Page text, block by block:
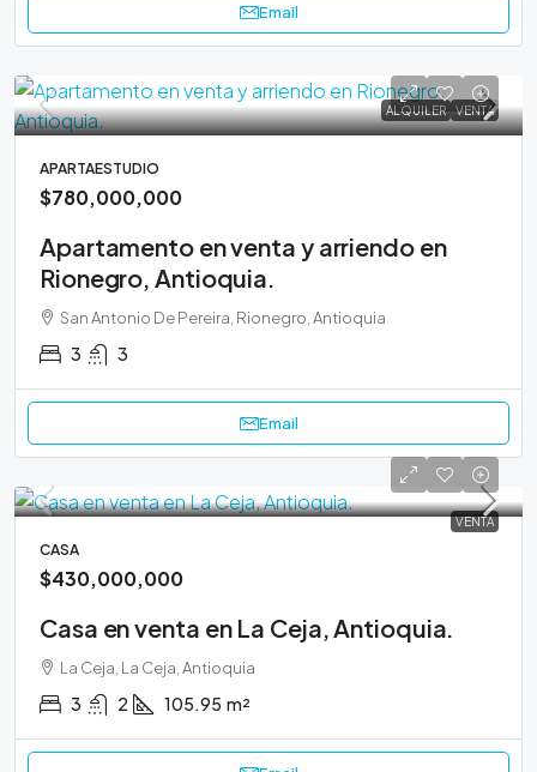
Email
ALQUILER VENTA
APARTAESTUDIO
$780,000,000
Apartamento en venta y arriendo en
Rionegro, Antioquia.
San Antonio De Pereira, Rionegro, Antioquia
3 3
Email
VENTA
CASA
$430,000,000
Casa en venta en La Ceja, Antioquia.
La Ceja, La Ceja, Antioquia
3 2 105.95 m²